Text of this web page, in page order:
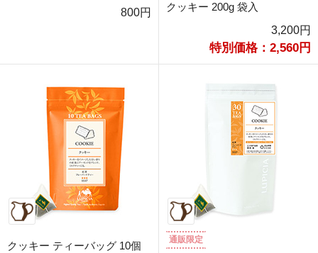
800円
クッキー 200g 袋入
3,200円
特別価格：2,560円
クッキー ティーバッグ 10個
通販限定